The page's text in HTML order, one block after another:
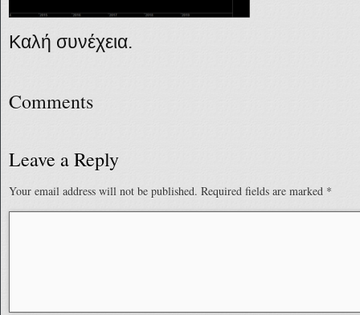
Καλή συνέχεια.
Comments
Leave a Reply
Your email address will not be published. Required fields are marked *